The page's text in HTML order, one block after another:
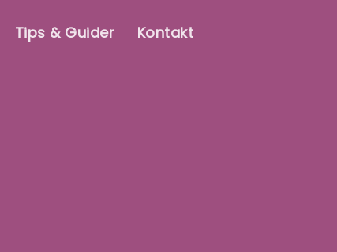
Tips & Guider Kontakt